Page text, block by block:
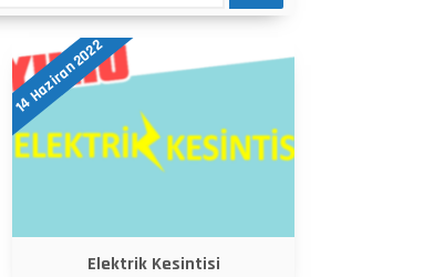
14 Haziran 2022
Elektrik Kesintisi